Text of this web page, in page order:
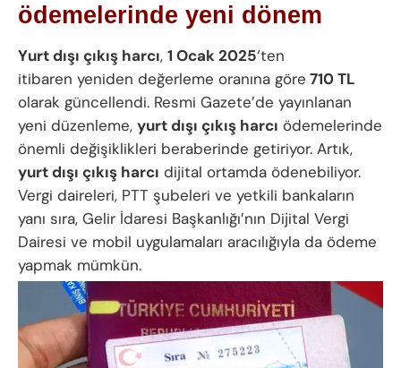
ödemelerinde yeni dönem
Yurt dışı çıkış harcı, 1 Ocak 2025‘ten
itibaren yeniden değerleme oranına göre 710 TL
olarak güncellendi. Resmi Gazete’de yayınlanan
yeni düzenleme, yurt dışı çıkış harcı ödemelerinde
önemli değişiklikleri beraberinde getiriyor. Artık,
yurt dışı çıkış harcı dijital ortamda ödenebiliyor.
Vergi daireleri, PTT şubeleri ve yetkili bankaların
yanı sıra, Gelir İdaresi Başkanlığı’nın Dijital Vergi
Dairesi ve mobil uygulamaları aracılığıyla da ödeme
yapmak mümkün.